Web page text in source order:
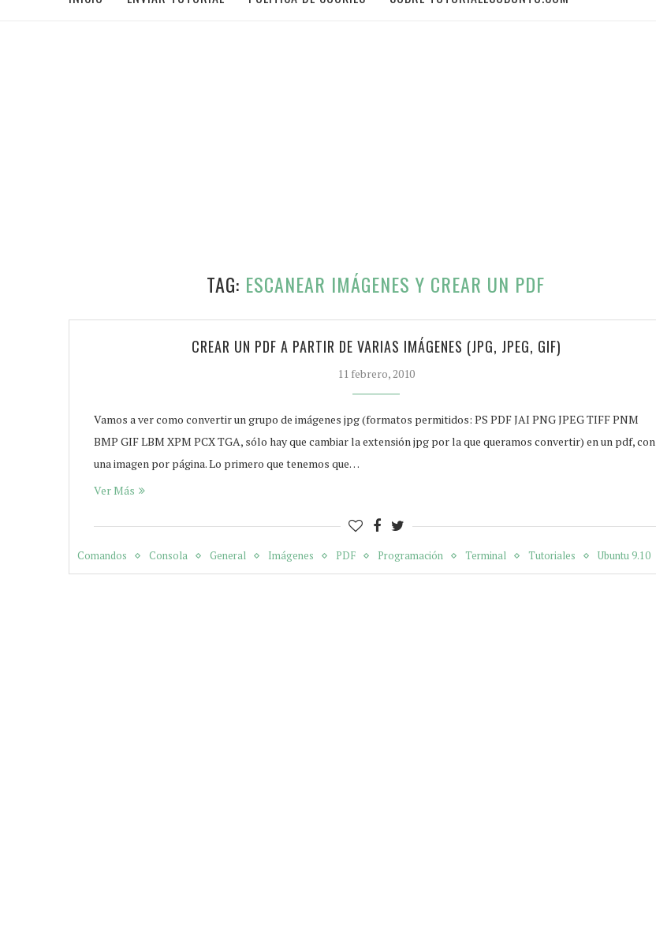
TAG: ESCANEAR IMÁGENES Y CREAR UN PDF
CREAR UN PDF A PARTIR DE VARIAS IMÁGENES (JPG, JPEG, GIF)
11 febrero, 2010
Vamos a ver como convertir un grupo de imágenes jpg (formatos permitidos: PS PDF JAI PNG JPEG TIFF PNM
BMP GIF LBM XPM PCX TGA, sólo hay que cambiar la extensión jpg por la que queramos convertir) en un pdf, con
una imagen por página. Lo primero que tenemos que…
Ver Más
Comandos Consola General Imágenes PDF Programación Terminal Tutoriales Ubuntu 9.10